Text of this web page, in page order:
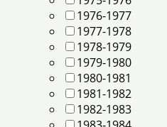
1976-1977
1977-1978
1978-1979
1979-1980
1980-1981
1981-1982
1982-1983